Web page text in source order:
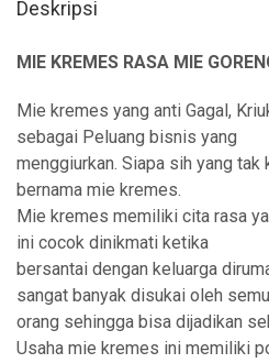
Deskripsi
MIE KREMES RASA MIE
Mie kremes yang anti Gagal,
sebagai Peluang bisnis yang
menggiurkan. Siapa sih yang tak
bernama mie kremes.
Mie kremes memiliki cita rasa
ini cocok dinikmati ketika
bersantai dengan keluarga
sangat banyak disukai oleh
orang sehingga bisa dijadikan
Usaha mie kremes ini memiliki